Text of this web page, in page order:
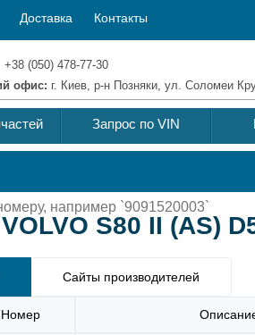
Доставка Контакты
+38 (050) 478-77-30
офис: г. Киев, р-н Позняки, ул. Соломеи
Запрос по VIN
S80 II (AS)
Сайты производителей
Номер